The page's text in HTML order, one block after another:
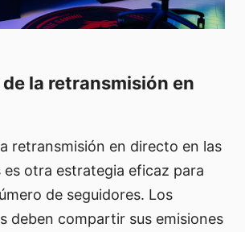
la retransmisión en
retransmisión en directo en las
es otra estrategia eficaz para
de seguidores. Los
deben compartir sus emisiones